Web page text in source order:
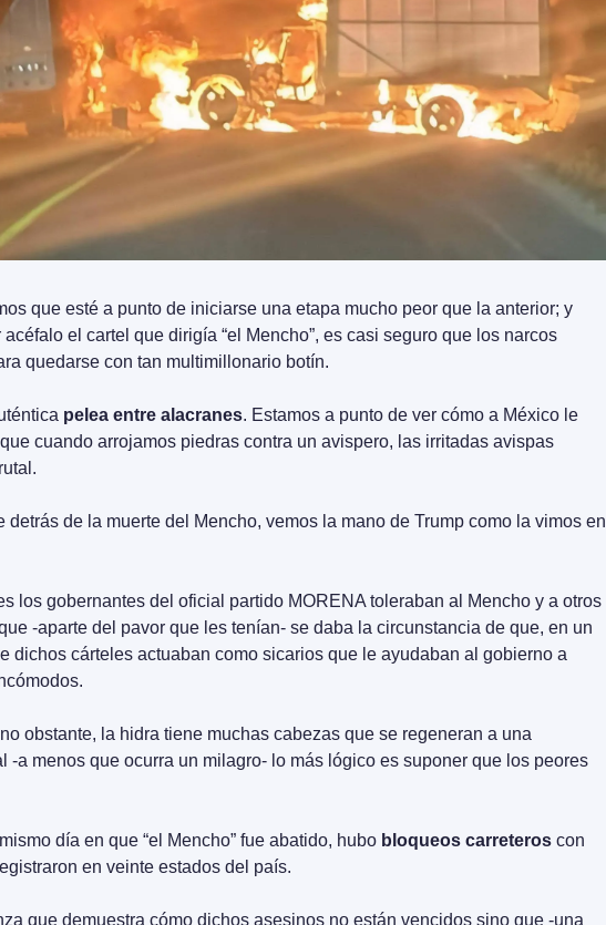
que esté a punto de iniciarse una etapa mucho peor que la anterior; y
el cartel que dirigía “el Mencho”, es casi seguro que los narcos
quedarse con tan multimillonario botín.
pelea entre alacranes. Estamos a punto de ver cómo a México le
cuando arrojamos piedras contra un avispero, las irritadas avispas
detrás de la muerte del Mencho, vemos la mano de Trump como la vimos en
los gobernantes del oficial partido MORENA toleraban al Mencho y a otros
-aparte del pavor que les tenían- se daba la circunstancia de que, en un
dichos cárteles actuaban como sicarios que le ayudaban al gobierno a
obstante, la hidra tiene muchas cabezas que se regeneran a una
-a menos que ocurra un milagro- lo más lógico es suponer que los peores
día en que “el Mencho” fue abatido, hubo bloqueos carreteros con
en veinte estados del país.
que demuestra cómo dichos asesinos no están vencidos sino que -una